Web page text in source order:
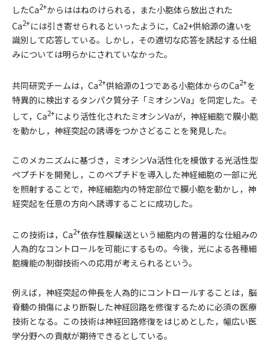
したCa2+からははねのけられる，また小胞体ら放出された
Ca2+には引き寄せられるといったように，Ca2+供給源の違いを
識別して応答している。しかし，その適切な応答を誘起する仕組
みについては明らかにされていなかった。
共同研究チームは，Ca2+供給源の1つである小胞体からのCa2+を
特異的に検出するタンパク質分子「ミオシンVa」を同定した。そ
して，Ca2+により活性化されたミオシンVaが，神経細胞で膜小胞
を動かし，神経突起の誘導をつかさどることを発見した。
このメカニズムに基づき，ミオシンVa活性化を模倣する光活性型
ペプチドを開発し，このペプチドを導入した神経細胞の一部に光
を照射することで，神経細胞内の特定部位で膜小胞を動かし，神
経突起を任意の方向へ誘導することに成功した。
この技術は，Ca2+依存性膜輸送という細胞内の普遍的な仕組みの
人為的なコントロールを可能にするもの。今後，光による各種細
胞機能の制御技術への応用が考えられるという。
例えば，神経突起の伸長を人為的にコントロールすることは，脳
脊髄の損傷により断裂した神経回路を修復するために必須の医療
技術となる。この技術は神経回路修復をはじめとした，幅広い医
学分野への貢献が期待できるとしている。